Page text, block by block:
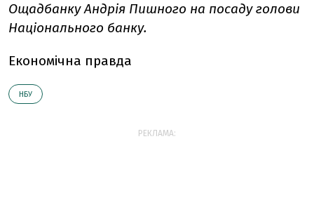
Ощадбанку Андрія Пишного на посаду голови
Національного банку.
Економічна правда
НБУ
РЕКЛАМА: